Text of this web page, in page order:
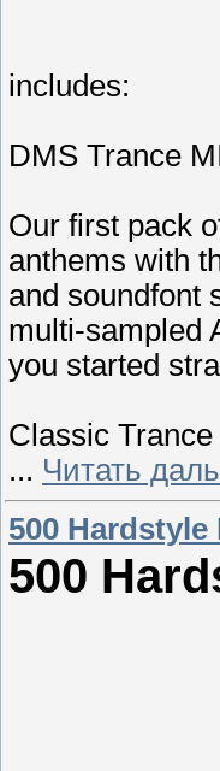
includes:
DMS Trance
Our first pack
anthems with
and soundfont
multi-sampled
you started
Classic Trance
... Читать
500 Hardstyle
500